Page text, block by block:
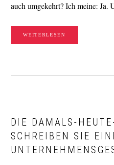
auch umgekehrt? Ich meine:
WEITERLESEN
DIE DAMALS-
SCHREIBEN SIE